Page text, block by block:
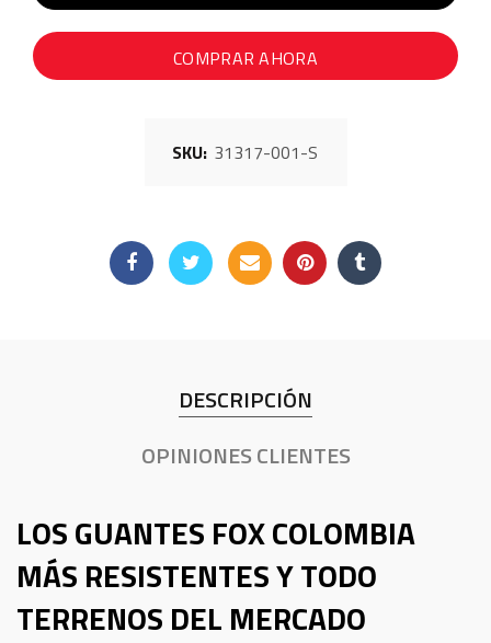
COMPRAR AHORA
SKU: 31317-001-S
DESCRIPCIÓN
OPINIONES CLIENTES
LOS GUANTES FOX COLOMBIA
MÁS RESISTENTES Y TODO
TERRENOS DEL MERCADO